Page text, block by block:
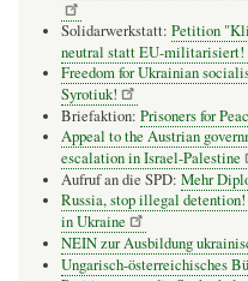
Solidarwerkstatt: Petition
neutral statt EU-militarisiert!
Freedom for Ukrainian
Syrotiuk!
Briefaktion: Prisoners for
Appeal to the Austrian
escalation in Israel-Palestine
Aufruf an die SPD: Mehr
Russia, stop illegal
in Ukraine
NEIN zur Ausbildung
Ungarisch-österreichisches